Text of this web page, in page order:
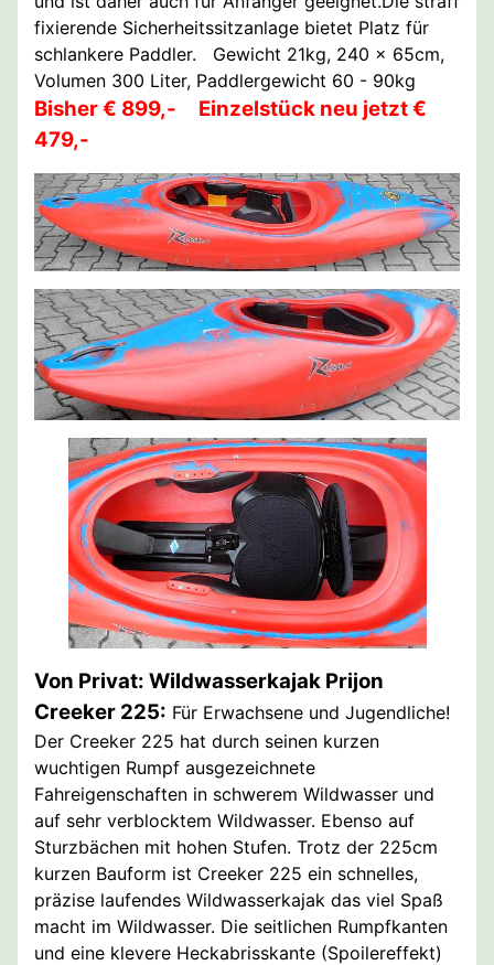
fixierende Sicherheitssitzanlage bietet Platz für
schlankere Paddler. Gewicht 21kg, 240 x 65cm,
Volumen 300 Liter, Paddlergewicht 60 - 90kg
Bisher € 899,-
Einzelstück neu jetzt €
479,-
Von Privat: Wildwasserkajak Prijon
Creeker 225: Für Erwachsene und Jugendliche!
Der Creeker 225 hat durch seinen kurzen
wuchtigen Rumpf ausgezeichnete
Fahreigenschaften in schwerem Wildwasser und
auf sehr verblocktem Wildwasser. Ebenso auf
Sturzbächen mit hohen Stufen. Trotz der 225cm
kurzen Bauform ist Creeker 225 ein schnelles,
präzise laufendes Wildwasserkajak das viel Spaß
macht im Wildwasser. Die seitlichen Rumpfkanten
und eine klevere Heckabrisskante (Spoilereffekt)